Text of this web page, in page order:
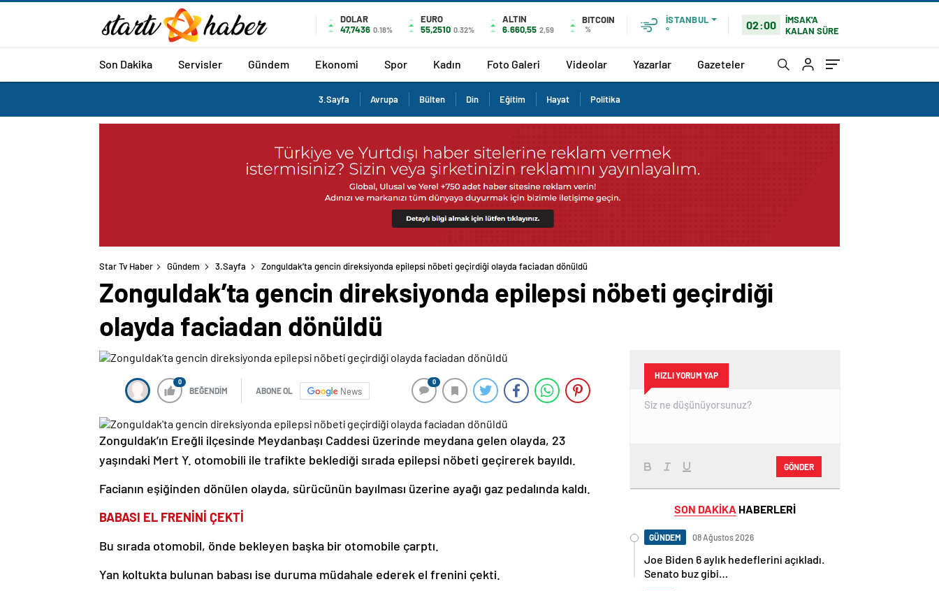
DOLAR
47,7436 0.18%
EURO
55,2510 0.32%
ALTIN
6.660,55 2,59
BITCOIN
%
İSTANBUL
°
02:00
İMSAK'A
KALAN SÜRE
Son Dakika Servisler Gündem Ekonomi Spor Kadın Foto Galeri Videolar Yazarlar Gazeteler
3.Sayfa Avrupa Bülten Din Eğitim Hayat Politika
Star Tv Haber Gündem 3.Sayfa Zonguldak’ta gencin direksiyonda epilepsi nöbeti geçirdiği olayda faciadan dönüldü
Zonguldak’ta gencin direksiyonda epilepsi nöbeti geçirdiği
olayda faciadan dönüldü
0
BEĞENDİM ABONE OL News
0
Zonguldak’ın Ereğli ilçesinde Meydanbaşı Caddesi üzerinde meydana gelen olayda, 23
yaşındaki Mert Y. otomobili ile trafikte beklediği sırada epilepsi nöbeti geçirerek bayıldı.
Facianın eşiğinden dönülen olayda, sürücünün bayılması üzerine ayağı gaz pedalında kaldı.
BABASI EL FRENİNİ ÇEKTİ
Bu sırada otomobil, önde bekleyen başka bir otomobile çarptı.
Yan koltukta bulunan babası ise duruma müdahale ederek el frenini çekti.
HIZLI YORUM YAP
GÖNDER
SON DAKİKA HABERLERİ
GÜNDEM 08 Ağustos 2026
Joe Biden 6 aylık hedeflerini açıkladı.
Senato buz gibi…